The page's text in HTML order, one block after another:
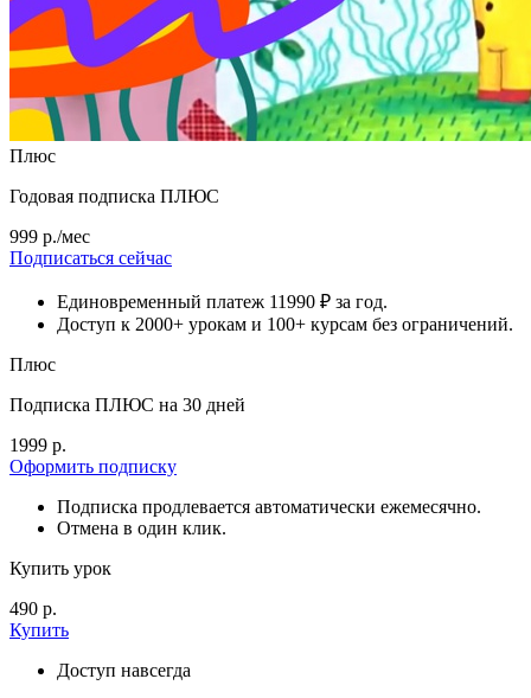
Плюс
Годовая подписка ПЛЮС
999 р./мес
Подписаться сейчас
Единовременный платеж 11990 ₽ за год.
Доступ к 2000+ урокам и 100+ курсам без ограничений.
Плюс
Подписка ПЛЮС на 30 дней
1999 р.
Оформить подписку
Подписка продлевается автоматически ежемесячно.
Отмена в один клик.
Купить урок
490 р.
Купить
Доступ навсегда